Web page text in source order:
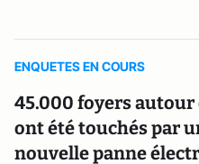
ENQUETES EN COURS
45.000 foyers autour
ont été touchés par
nouvelle panne